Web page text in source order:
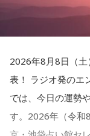
2026年8月8日（
表！ ラジオ発のエ
では、今日の運勢
す。2026年（令和